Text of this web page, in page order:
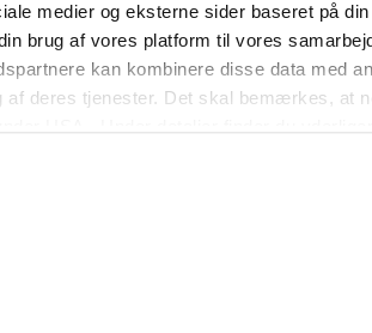
medier og eksterne sider baseret på
brug af vores platform til vores
kan kombinere disse data med
af deres tjenester. Det skal bemærkes, at
Du bestemmer selv, hvilke formål vores
i